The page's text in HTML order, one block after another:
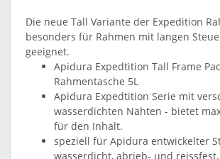
Die neue Tall Variante der Expedition
besonders für Rahmen mit langen
geeignet.
Apidura Expedtition Tall Frame
Rahmentasche 5L
Apidura Expedtition Serie mit
wasserdichten Nähten - bietet
für den Inhalt.
speziell für Apidura entwickelter
wasserdicht, abrieb- und